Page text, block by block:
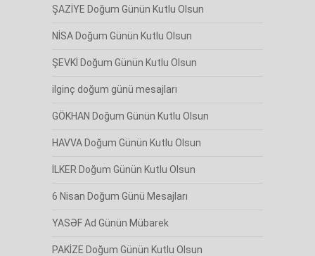
ŞAZİYE Doğum Günün Kutlu Olsun
NİSA Doğum Günün Kutlu Olsun
ŞEVKİ Doğum Günün Kutlu Olsun
ilginç doğum günü mesajları
GÖKHAN Doğum Günün Kutlu Olsun
HAVVA Doğum Günün Kutlu Olsun
İLKER Doğum Günün Kutlu Olsun
6 Nisan Doğum Günü Mesajları
YASƏF Ad Günün Mübarek
PAKİZE Doğum Günün Kutlu Olsun